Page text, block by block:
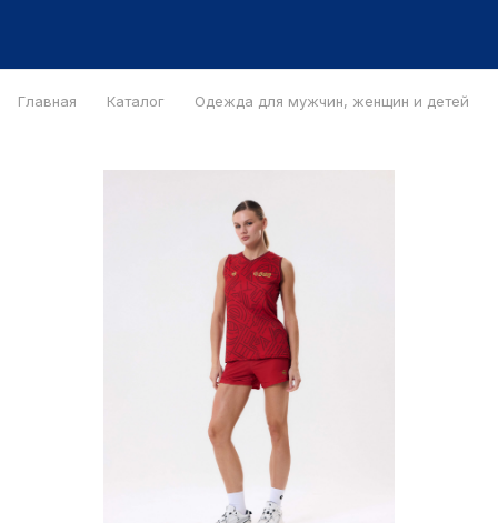
Главная Каталог Одежда для мужчин, женщин и детей